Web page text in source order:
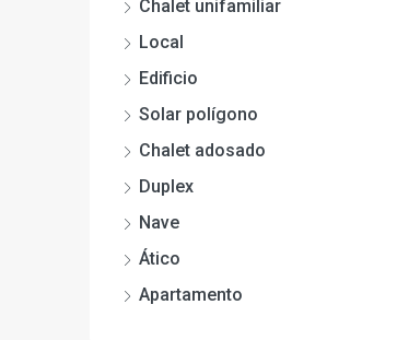
Chalet unifamiliar
Local
Edificio
Solar polígono
Chalet adosado
Duplex
Nave
Ático
Apartamento